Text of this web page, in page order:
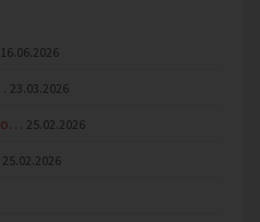
16.06.2026
23.03.2026
25.02.2026
25.02.2026